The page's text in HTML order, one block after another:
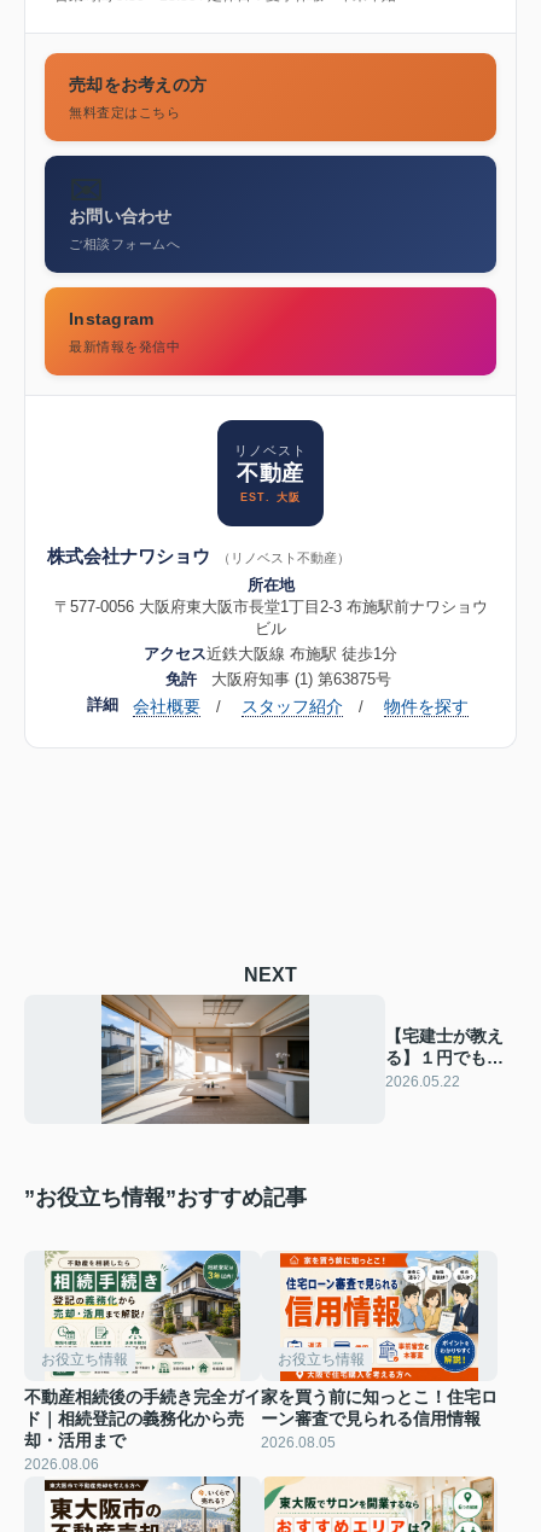
売却をお考えの方
無料査定はこちら
✉️
お問い合わせ
ご相談フォームへ
Instagram
最新情報を発信中
リノベスト
不動産
EST. 大阪
株式会社ナワショウ （リノベスト不動産）
所在地
〒577-0056 大阪府東大阪市長堂1丁目2-3 布施駅前ナワショウ
ビル
アクセス近鉄大阪線 布施駅 徒歩1分
免許
大阪府知事 (1) 第63875号
詳細
会社概要 / スタッフ紹介 / 物件を探す
NEXT
【宅建士が教え
る】１円でもマ
イホームを高く
2026.05.22
”お役立ち情報”おすすめ記事
お役立ち情報
不動産相続後の手続き完全ガイ
ド｜相続登記の義務化から売
却・活用まで
2026.08.06
お役立ち情報
家を買う前に知っとこ！住宅ロ
ーン審査で見られる信用情報
2026.08.05